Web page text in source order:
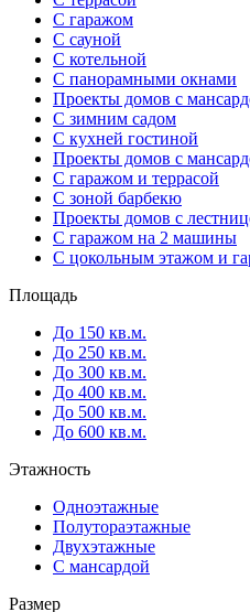
С гаражом
С сауной
С котельной
С панорамными окнами
Проекты домов с
С зимним садом
С кухней гостиной
Проекты домов с
С гаражом и террасой
С зоной барбекю
Проекты домов с
С гаражом на 2 машины
С цокольным этажом и
Площадь
До 150 кв.м.
До 250 кв.м.
До 300 кв.м.
До 400 кв.м.
До 500 кв.м.
До 600 кв.м.
Этажность
Одноэтажные
Полутораэтажные
Двухэтажные
С мансардой
Размер